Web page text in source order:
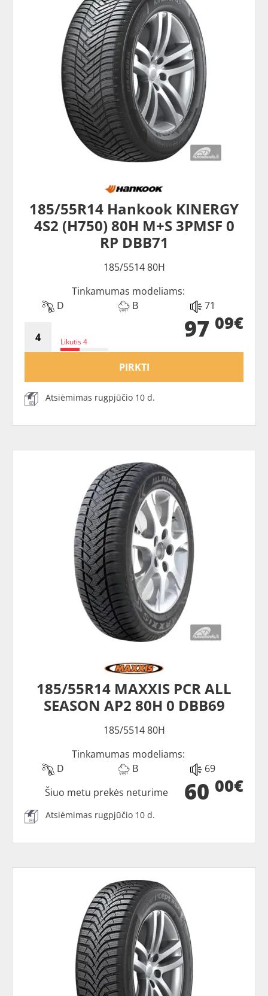
185/55R14 Hankook KINERGY
4S2 (H750) 80H M+S 3PMSF 0
RP DBB71
185/5514 80H
Tinkamumas modeliams:
D
B 71
Likutis 4 97 09€
PIRKTI
Atsiėmimas rugpjūčio 10 d.
185/55R14 MAXXIS PCR ALL
SEASON AP2 80H 0 DBB69
185/5514 80H
Tinkamumas modeliams:
D
B 69
60 00€
Šiuo metu prekės neturime
Atsiėmimas rugpjūčio 10 d.